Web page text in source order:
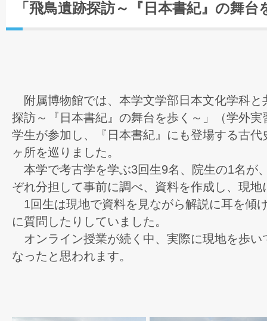
「飛鳥遺跡探訪～『日本書紀』の舞台
附属博物館では、本学文学部日本文化学科と
探訪～『日本書紀』の舞台を歩く～」（学外
学生が参加し、『日本書紀』にも登場する古
ヶ所を巡りました。
本学で考古学を学ぶ3回生9名、院生の1名が
ぞれ分担して事前に調べ、資料を作成し、現
1回生は現地で資料を見ながら解説に耳を傾
に質問したりしていました。
オンライン授業が続く中、実際に現地を歩い
なったと思われます。